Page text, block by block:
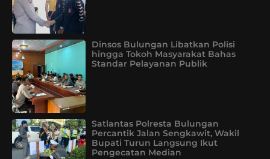
Dinsos Bulungan Libatkan Polisi
hingga Tokoh Masyarakat Bahas
Standar Pelayanan Publik
Satlantas Polresta Bulungan
Percantik Jalan Sengkawit, Wakil
Bupati Turun Langsung Ikut
Pengecatan Median